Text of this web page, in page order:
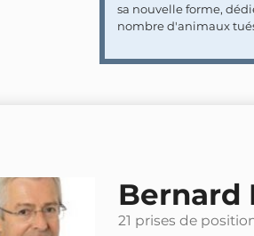
sa nouvelle forme,
nombre d'animaux
Bernard
21 prises de